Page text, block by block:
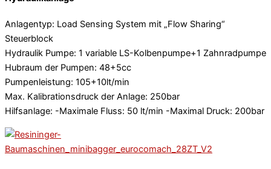
Anlagentyp: Load Sensing System mit „Flow Sharing“
Steuerblock
Hydraulik Pumpe: 1 variable LS-Kolbenpumpe+1 Zahnradpumpe
Hubraum der Pumpen: 48+5cc
Pumpenleistung: 105+10lt/min
Max. Kalibrationsdruck der Anlage: 250bar
Hilfsanlage: -Maximale Fluss: 50 lt/min -Maximal Druck: 200bar